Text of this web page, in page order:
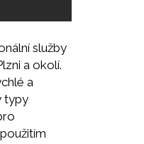
služby
a okolí.
a
typy